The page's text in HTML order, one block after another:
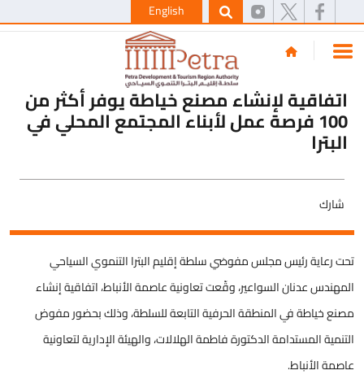
English
اتفاقية لإنشاء مصنع خياطة يوفر أكثر من
100 فرصة عمل لأبناء المجتمع المحلي في
البترا
شارك
تحت رعاية رئيس مجلس مفوضي سلطة إقليم البترا التنموي السياحي
المهندس عدنان السواعير، وقّعت تعاونية عاصمة الأنباط، اتفاقية إنشاء
مصنع خياطة في المنطقة الحرفية التابعة للسلطة، وذلك بحضور مفوض
التنمية المستدامة الدكتورة فاطمة الهلالات، والهيئة الإدارية لتعاونية
عاصمة الأنباط.